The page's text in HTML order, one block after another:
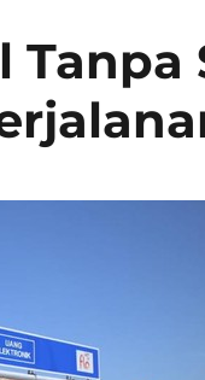
Tanpa